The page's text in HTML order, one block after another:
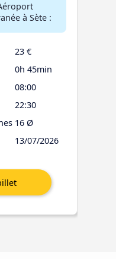
à Sète :
23 €
0h 45min
08:00
22:30
16 Ø
13/07/2026